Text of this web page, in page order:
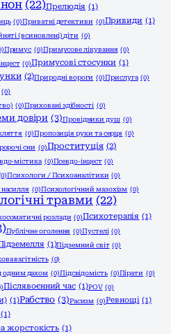
(22)Прелюдія (1)
(0)Приватні детективи (0)Привиди (1)
(всиновлені) діти (0)
Примус (0)Примусове лікування (0)
(0)Примусові стосунки (1)
(2)Природні вороги (0)Прислуга (0)
(0)
(0)Приховані здібності (0)
довіри (3)Провідники душ (0)
(0)Пропозиція руки та серця (0)
сни (0)Проституція (2)
містика (0)Псевдо-інцест (0)
Психологи / Психоаналітики (0)
насилля (0)Психологічний мазохізм (0)
травми (22)
розлади (0)Психотерапія (1)
Публічне оголення (0)Пустелі (0)
(1)Підземний світ (0)
вагітність (0)
одним дахом (0)Підсвідомість (0)Пірати (0)
Післявоєнний час (1)РОV (0)
(1)Рабство (3)Расизм (0)Ревнощі (1)
(1)
жорстокість (1)